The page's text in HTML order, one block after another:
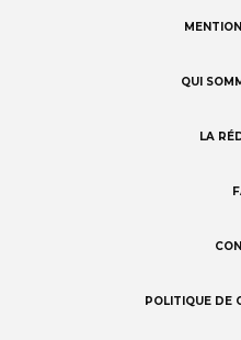
QUI
LA
POLITIQUE DE